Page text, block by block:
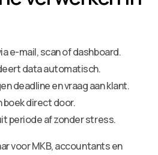
e-mail, scan of dashboard.
data automatisch.
deadline en vraag aan klant.
boek direct door.
periode af zonder stress.
voor MKB, accountants en